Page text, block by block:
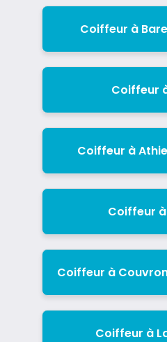
Coiffeur à
Coiffeur
Coiffeur à
Coiffeur
Coiffeur à
Coiffeur à